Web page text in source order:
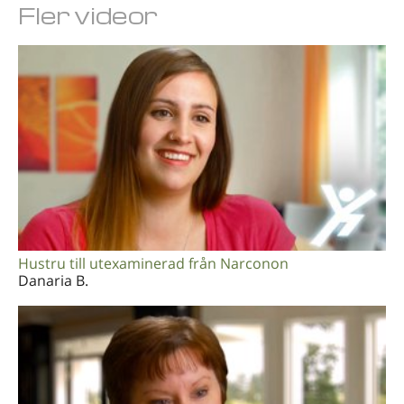
Fler videor
Hustru till utexaminerad från Narconon
Danaria B.